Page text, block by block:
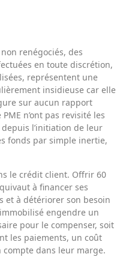
renégociés, des
en toute discrétion,
représentent une
insidieuse car elle
sur aucun rapport
n’ont pas revisité les
l’initiation de leur
fonds par simple inertie,
le crédit client. Offrir 60
à financer ses
et à détériorer son besoin
engendre un
pour le compenser, soit
les paiements, un coût
compte dans leur marge.